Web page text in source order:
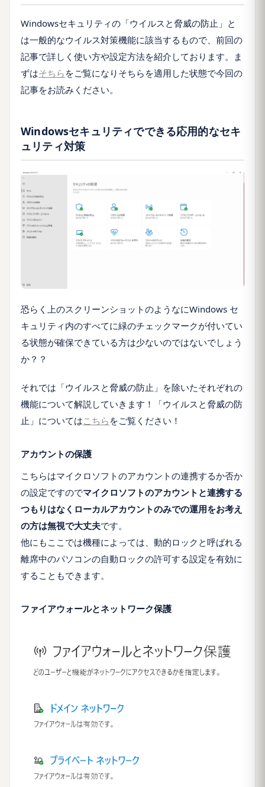
Windowsセキュリティの「ウイルスと脅威の防止」と
は一般的なウイルス対策機能に該当するもので、前回の
記事で詳しく使い方や設定方法を紹介しております。ま
ずはそちら をご覧になりそちらを適用した状態で今回の
記事をお読みください。
Windowsセキュリティでできる応用的なセキ
ュリティ対策
恐らく上のスクリーンショットのようなにWindows セ
キュリティ内のすべてに緑のチェックマークが付いてい
る状態が確保できている方は少ないのではないでしょう
か？？
それでは「ウイルスと脅威の防止」を除いたそれぞれの
機能について解説していきます！「ウイルスと脅威の防
止」についてはこちら をご覧ください！
アカウントの保護
こちらはマイクロソフトのアカウントの連携するか否か
の設定ですのでマイクロソフトのアカウントと連携する
つもりはなくローカルアカウントのみでの運用をお考え
の方は無視で大丈夫です。
他にもここでは機種によっては、動的ロックと呼ばれる
離席中のパソコンの自動ロックの許可する設定を有効に
することもできます。
ファイアウォールとネットワーク保護